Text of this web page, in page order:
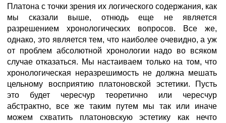
Платона с точки зрения их логического содержания, как
мы сказали выше, отнюдь еще не является
разрешением хронологических вопросов. Все же,
однако, это является тем, что наиболее очевидно, а уж
от проблем абсолютной хронологии надо во всяком
случае отказаться. Мы настаиваем только на том, что
хронологическая неразрешимость не должна мешать
цельному восприятию платоновской эстетики. Пусть
это будет чересчур теоретично или чересчур
абстрактно, все же таким путем мы так или иначе
можем схватить платоновскую эстетику как нечто